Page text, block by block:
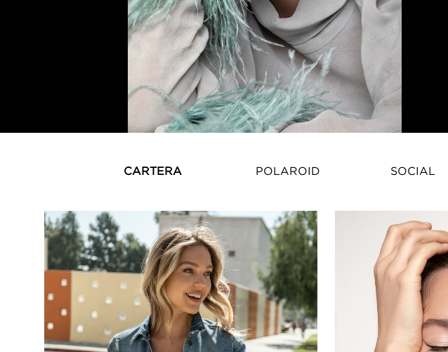
CARTERA POLAROID SOCIAL